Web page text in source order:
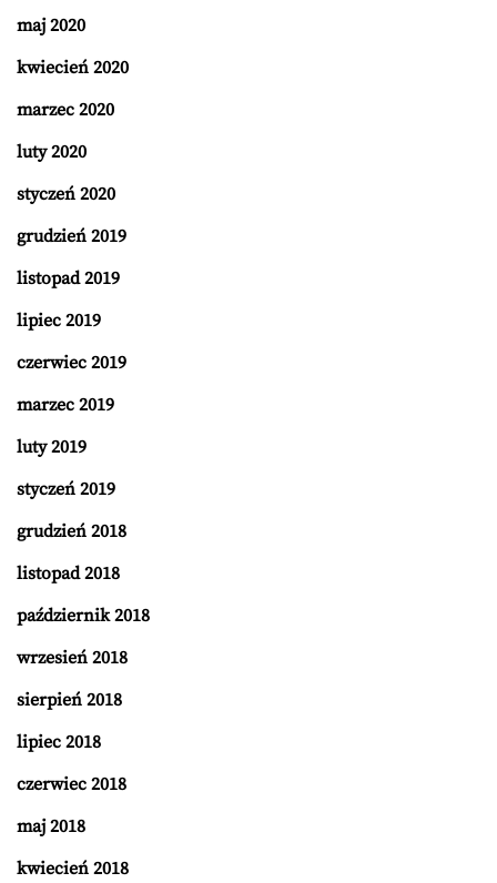
maj 2020
kwiecień 2020
marzec 2020
luty 2020
styczeń 2020
grudzień 2019
listopad 2019
lipiec 2019
czerwiec 2019
marzec 2019
luty 2019
styczeń 2019
grudzień 2018
listopad 2018
październik 2018
wrzesień 2018
sierpień 2018
lipiec 2018
czerwiec 2018
maj 2018
kwiecień 2018